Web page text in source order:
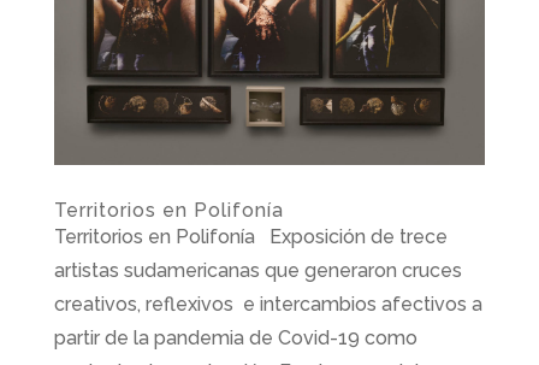
Territorios en Polifonía
Territorios en Polifonía Exposición de trece
artistas sudamericanas que generaron cruces
creativos, reflexivos e intercambios afectivos a
partir de la pandemia de Covid-19 como